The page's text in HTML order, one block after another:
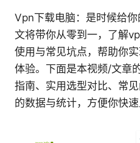
Vpn下载电脑：是时候给
文将带你从零到一，了解
使用与常见坑点，帮助你
体验。下面是本视频/文章
指南、实用选型对比、常
的数据与统计，方便你快速